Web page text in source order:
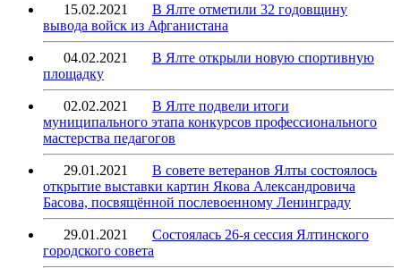
15.02.2021
В Ялте отметили 32 годовщину
вывода войск из Афганистана
04.02.2021
В Ялте открыли новую спортивную
площадку
02.02.2021
В Ялте подвели итоги
муниципального этапа конкурсов профессионального
мастерства педагогов
29.01.2021
В совете ветеранов Ялты состоялось
открытие выставки картин Якова Александровича
Басова, посвящённой послевоенному Ленинграду
29.01.2021
Состоялась 26-я сессия Ялтинского
городского совета